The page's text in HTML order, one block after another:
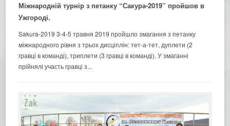
Міжнародній турнір з петанку “Сакура-2019” пройшов в
Ужгороді.
Sakura-2019 3-4-5 травня 2019 пройшло змагання з петанку
міжнародного рівня з трьох дисціплін: тет-а-тет, дуплети (2
гравці в команді), триплети (3 гравці в команді). У змаганні
прійнялі участь гравці з...